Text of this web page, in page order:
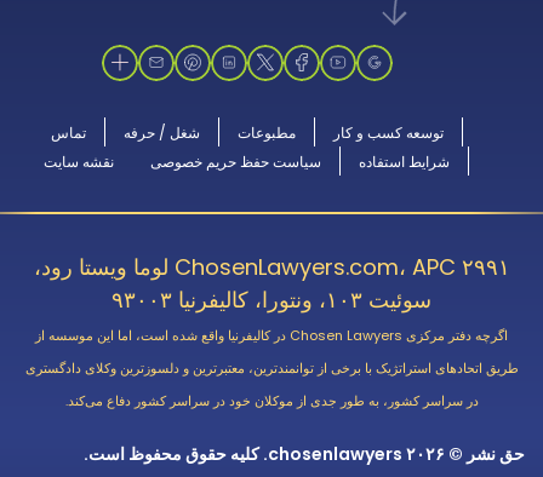
توسعه کسب و کار مطبوعات شغل / حرفه
تماس
شرایط استفاده
سیاست حفظ حریم خصوصی نقشه سایت
ChosenLawyers.com، APC ۲۹۹۱ لوما ویستا رود،
سوئیت ۱۰۳، ونتورا، کالیفرنیا ۹۳۰۰۳
اگرچه دفتر مرکزی Chosen Lawyers در کالیفرنیا واقع شده است، اما این موسسه از
طریق اتحادهای استراتژیک با برخی از توانمندترین، معتبرترین و دلسوزترین وکلای دادگستری
در سراسر کشور، به طور جدی از موکلان خود در سراسر کشور دفاع می‌کند.
حق نشر © ۲۰۲۶ chosenlawyers. کلیه حقوق محفوظ است.